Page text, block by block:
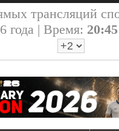
трансляций
года | Время: 20:45